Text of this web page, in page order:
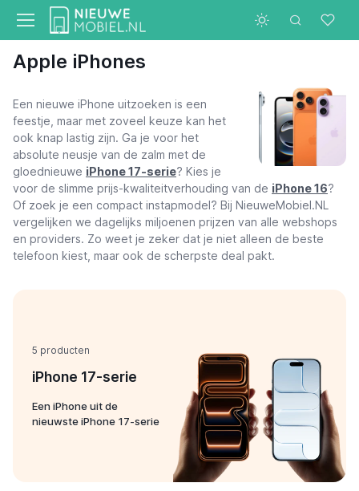
Apple iPhones
Een nieuwe iPhone uitzoeken is een
feestje, maar met zoveel keuze kan het
ook knap lastig zijn. Ga je voor het
absolute neusje van de zalm met de
gloednieuwe iPhone 17-serie? Kies je
voor de slimme prijs-kwaliteitverhouding van de iPhone 16?
Of zoek je een compact instapmodel? Bij NieuweMobiel.NL
vergelijken we dagelijks miljoenen prijzen van alle webshops
en providers. Zo weet je zeker dat je niet alleen de beste
telefoon kiest, maar ook de scherpste deal pakt.
5 producten
iPhone 17-serie
Een iPhone uit de
nieuwste iPhone 17-serie